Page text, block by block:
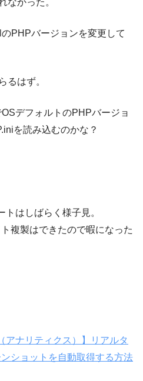
なかった。
PHPバージョンを変更して
るはず。
デフォルトのPHPバージョ
を読み込むのかな？
はしばらく様子見。
複製はできたので暇になった
アナリティクス）】リアルタ
ショットを自動取得する方法